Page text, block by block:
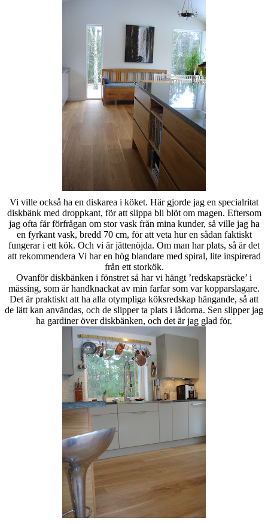
Vi ville också ha en diskarea i köket. Här gjorde jag en specialritat
diskbänk med droppkant, för att slippa bli blöt om magen. Eftersom
jag ofta får förfrågan om stor vask från mina kunder, så ville jag ha
en fyrkant vask, bredd 70 cm, för att veta hur en sådan faktiskt
fungerar i ett kök. Och vi är jättenöjda. Om man har plats, så är det
att rekommendera Vi har en hög blandare med spiral, lite inspirerad
från ett storkök.
Ovanför diskbänken i fönstret så har vi hängt ’redskapsräcke’ i
mässing, som är handknackat av min farfar som var kopparslagare.
Det är praktiskt att ha alla otympliga köksredskap hängande, så att
de lätt kan användas, och de slipper ta plats i lådorna. Sen slipper jag
ha gardiner över diskbänken, och det är jag glad för.